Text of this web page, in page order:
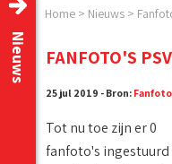
Home > Nieuws >
Nieuws FANFOTO'S
25 jul 2019 - Bron:
Tot nu toe zijn er 0
fanfoto's ingestuurd